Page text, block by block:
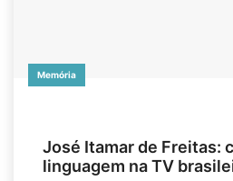
Memória
José Itamar de Freitas:
linguagem na TV